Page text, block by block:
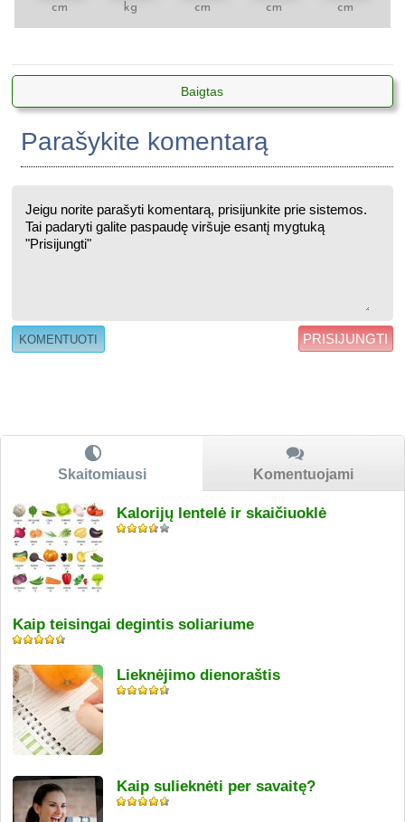
cm kg cm cm cm
Baigtas
Parašykite komentarą
PRISIJUNGTI
Skaitomiausi Komentuojami
Kalorijų lentelė ir skaičiuoklė
Kaip teisingai degintis soliariume
Lieknėjimo dienoraštis
Kaip sulieknėti per savaitę?